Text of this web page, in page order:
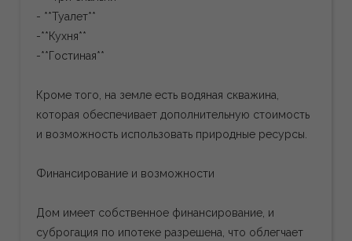
- **Туалет**
-**Кухня**
-**Гостиная**
Кроме того, на земле есть водяная скважина,
которая обеспечивает дополнительную стоимость
и возможность использовать природные ресурсы.
Финансирование и возможности
Дом имеет собственное финансирование, и
суброгация по ипотеке разрешена, что облегчает